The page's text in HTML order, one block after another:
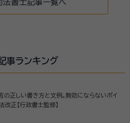
法書士記事一覧へ
事ランキング
の正しい書き方と文例。無効にならないポイ
改正【行政書士監修】